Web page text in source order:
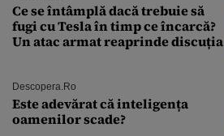
Ce se întâmplă dacă trebuie să
fugi cu Tesla în timp ce încarcă?
Un atac armat reaprinde discuția
Descopera.ro
Este adevărat că inteligența
oamenilor scade?